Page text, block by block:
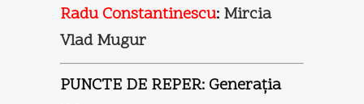
Radu Constantinescu: Mircia
Vlad Mugur
PUNCTE DE REPER: Generaţia